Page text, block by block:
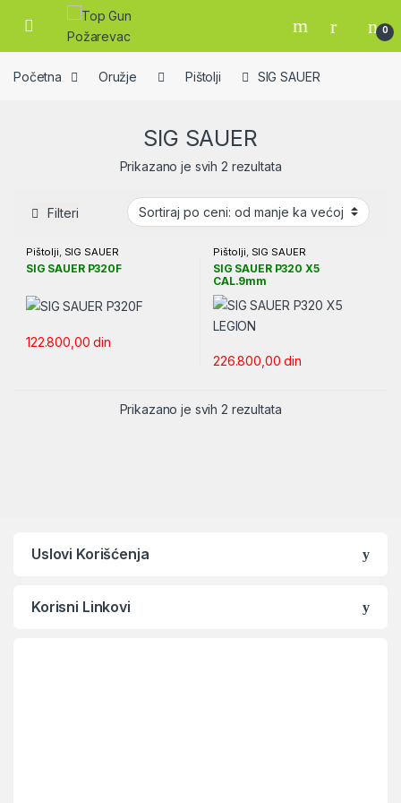
Skip to navigation
Skip to content
Open 0
Početna Oružje Pištolji SIG SAUER
SIG SAUER
Prikazano je svih 2 rezultataSortirano po ceni:
Filteri
Pištolji, SIG SAUER
SIG SAUER P320F
122.800,00din
Pištolji, SIG SAUER
SIG SAUER P320 X5
CAL.9mm
226.800,00din
Prikazano je svih 2 rezultataSortirano po ceni:
Uslovi Korišćenja
Korisni Linkovi